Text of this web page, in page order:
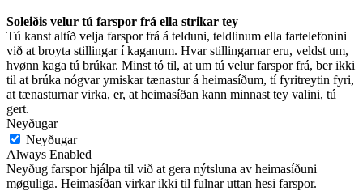
Soleiðis velur tú farspor frá ella strikar tey
Tú kanst altíð velja farspor frá á telduni, teldlinum ella fartelefonini
við at broyta stillingar í kaganum. Hvar stillingarnar eru, veldst um,
hvønn kaga tú brúkar. Minst tó til, at um tú velur farspor frá, ber ikki
til at brúka nógvar ymiskar tænastur á heimasíðum, tí fyritreytin fyri,
at tænasturnar virka, er, at heimasíðan kann minnast tey valini, tú
gert.
Neyðugar
Neyðugar
Always Enabled
Neyðug farspor hjálpa til við at gera nýtsluna av heimasíðuni
møguliga. Heimasíðan virkar ikki til fulnar uttan hesi farspor.